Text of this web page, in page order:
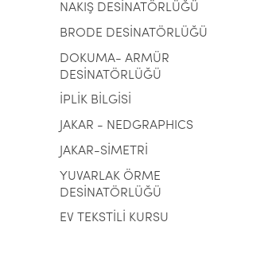
NAKIŞ DESİNATÖRLÜĞÜ
BRODE DESİNATÖRLÜĞÜ
DOKUMA- ARMÜR
DESİNATÖRLÜĞÜ
İPLİK BİLGİSİ
JAKAR - NEDGRAPHICS
JAKAR-SİMETRİ
YUVARLAK ÖRME
DESİNATÖRLÜĞÜ
EV TEKSTİLİ KURSU